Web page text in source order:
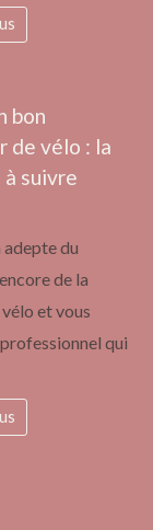
bon
de vélo : la
suivre
adepte du
de la
et vous
qui